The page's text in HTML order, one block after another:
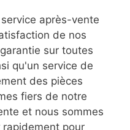
après-vente
de nos
sur toutes
qu'un service de
des pièces
fiers de notre
et nous sommes
pour